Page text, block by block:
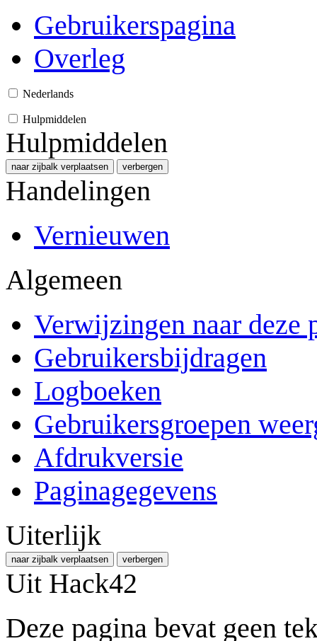
Gebruikerspagina
Overleg
Nederlands
Hulpmiddelen
Hulpmiddelen
naar zijbalk verplaatsen verbergen
Handelingen
Vernieuwen
Algemeen
Verwijzingen naar deze
Gebruikersbijdragen
Logboeken
Gebruikersgroepen
Afdrukversie
Paginagegevens
Uiterlijk
naar zijbalk verplaatsen verbergen
Uit Hack42
Deze pagina bevat geen